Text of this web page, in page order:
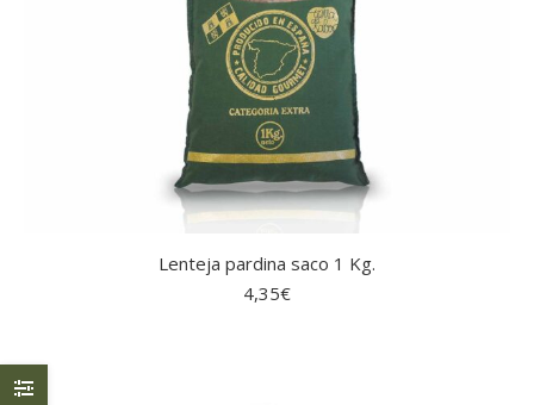
Lenteja pardina saco 1 Kg.
4,35€